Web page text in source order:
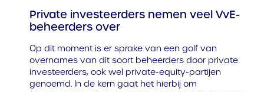
Private investeerders nemen veel VvE-
beheerders over
Op dit moment is er sprake van een golf van
overnames van dit soort beheerders door private
investeerders, ook wel private-equity-partijen
genoemd. In de kern gaat het hierbij om